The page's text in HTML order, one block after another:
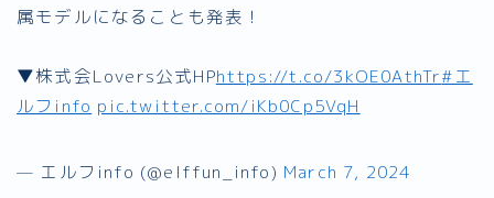
属モデルになることも発表！
▼株式会Lovers公式HPhttps://t.co/3kOE0AthTr#エ
ルフinfo pic.twitter.com/iKb0Cp5VqH
— エルフinfo (@elffun_info) March 7, 2024